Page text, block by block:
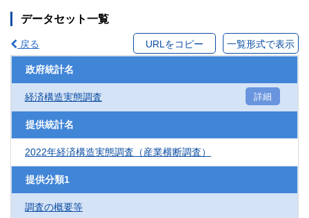
データセット一覧
戻る URLをコピー 一覧形式で表示
政府統計名
経済構造実態調査 詳細
提供統計名
2022年経済構造実態調査（産業横断調査）
提供分類1
調査の概要等